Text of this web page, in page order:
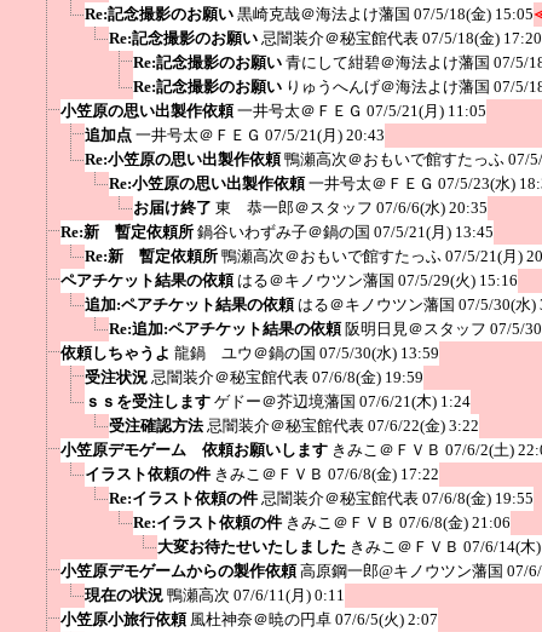
Re:記念撮影のお願い 黒崎克哉＠海法よけ藩国 07/5/18(金) 15:05
Re:記念撮影のお願い 忌闇装介＠秘宝館代表 07/5/18(金) 17:20
Re:記念撮影のお願い 青にして紺碧＠海法よけ藩国 07/5/
Re:記念撮影のお願い りゅうへんげ＠海法よけ藩国 07/5/
小笠原の思い出製作依頼 一井号太＠ＦＥＧ 07/5/21(月) 11:05
追加点 一井号太＠ＦＥＧ 07/5/21(月) 20:43
Re:小笠原の思い出製作依頼 鴨瀬高次＠おもいで館すたっふ 07/
Re:小笠原の思い出製作依頼 一井号太＠ＦＥＧ 07/5/23(水)
お届け終了 東 恭一郎＠スタッフ 07/6/6(水) 20:35
Re:新 暫定依頼所 鍋谷いわずみ子＠鍋の国 07/5/21(月) 13:45
Re:新 暫定依頼所 鴨瀬高次＠おもいで館すたっふ 07/5/21(月)
ペアチケット結果の依頼 はる＠キノウツン藩国 07/5/29(火) 15:16
追加:ペアチケット結果の依頼 はる＠キノウツン藩国 07/5/30(水)
Re:追加:ペアチケット結果の依頼 阪明日見＠スタッフ 07/5/
依頼しちゃうよ 龍鍋 ユウ＠鍋の国 07/5/30(水) 13:59
受注状況 忌闇装介＠秘宝館代表 07/6/8(金) 19:59
ｓｓを受注します ゲドー＠芥辺境藩国 07/6/21(木) 1:24
受注確認方法 忌闇装介＠秘宝館代表 07/6/22(金) 3:22
小笠原デモゲーム 依頼お願いします きみこ＠ＦＶＢ 07/6/2(土)
イラスト依頼の件 きみこ＠ＦＶＢ 07/6/8(金) 17:22
Re:イラスト依頼の件 忌闇装介＠秘宝館代表 07/6/8(金) 19:55
Re:イラスト依頼の件 きみこ＠ＦＶＢ 07/6/8(金) 21:06
大変お待たせいたしました きみこ＠ＦＶＢ 07/6/14(木
小笠原デモゲームからの製作依頼 高原鋼一郎@キノウツン藩国 07/
現在の状況 鴨瀬高次 07/6/11(月) 0:11
小笠原小旅行依頼 風杜神奈＠暁の円卓 07/6/5(火) 2:07